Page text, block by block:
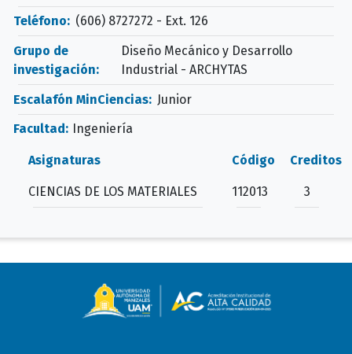
Teléfono: (606) 8727272 - Ext. 126
Grupo de
investigación:
Diseño Mecánico y Desarrollo
Industrial - ARCHYTAS
Escalafón MinCiencias: Junior
Facultad:
Ingeniería
Asignaturas Código Creditos
CIENCIAS DE LOS MATERIALES 112013 3